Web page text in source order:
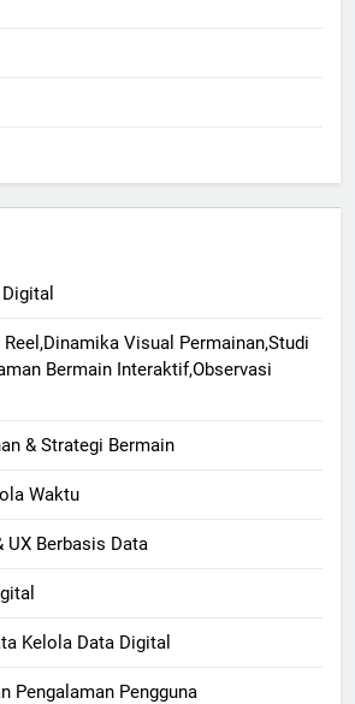
Visual Permainan,Studi
Bermain Interaktif,Observasi
& Strategi Bermain
Waktu
Berbasis Data
Kelola Data Digital
Pengalaman Pengguna